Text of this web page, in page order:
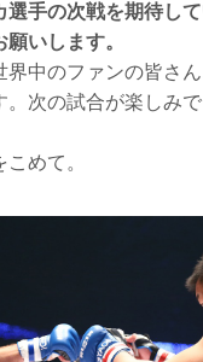
手の次戦を期待して
いします。
界中のファンの皆さ
。次の試合が楽しみ
めて。